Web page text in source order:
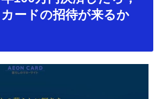
ードの招待が来るか